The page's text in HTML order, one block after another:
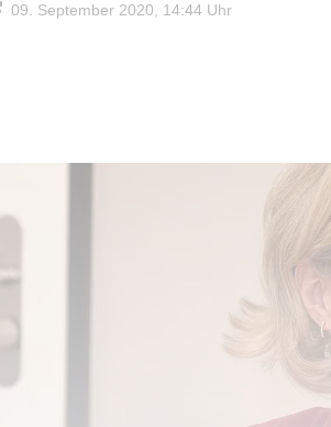
09. September 2020, 14:44 Uhr